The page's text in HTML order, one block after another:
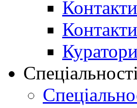
Спеціальності